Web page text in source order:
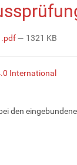
— 1321 KB
International
den